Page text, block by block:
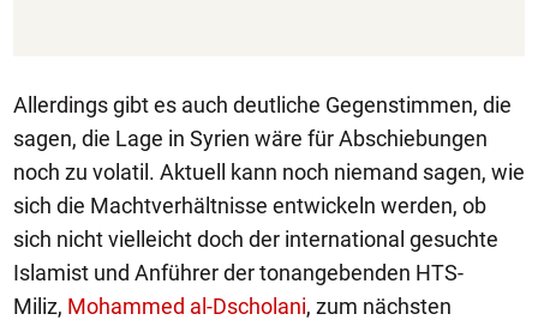
Allerdings gibt es auch deutliche Gegenstimmen, die
sagen, die Lage in Syrien wäre für Abschiebungen
noch zu volatil. Aktuell kann noch niemand sagen, wie
sich die Machtverhältnisse entwickeln werden, ob
sich nicht vielleicht doch der international gesuchte
Islamist und Anführer der tonangebenden HTS-
Miliz, Mohammed al-Dscholani, zum nächsten